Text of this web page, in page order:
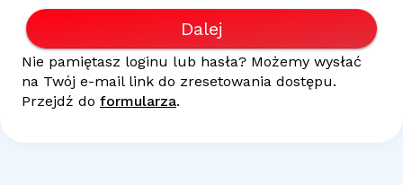
Dalej
Nie pamiętasz loginu lub hasła? Możemy wysłać
na Twój e-maillink do zresetowania dostępu.
Przejdź do formularza.